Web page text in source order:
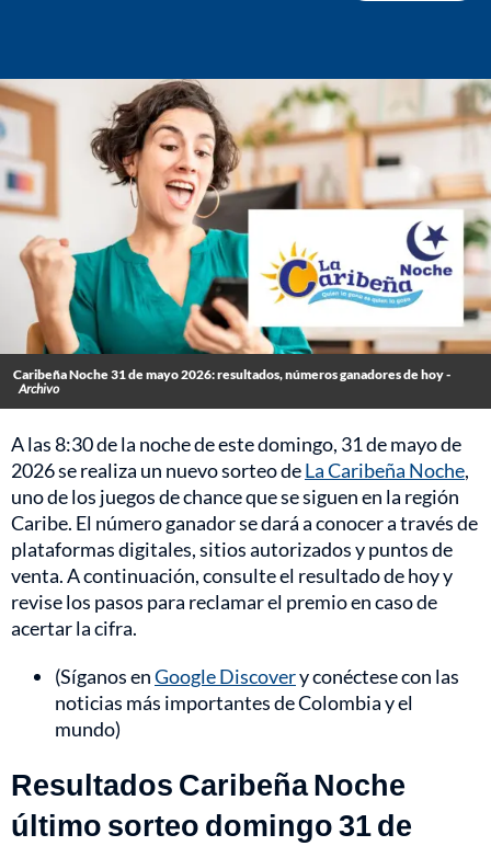
Caribeña Noche 31 de mayo 2026: resultados, números ganadores de hoy -
Archivo
A las 8:30 de la noche de este domingo, 31 de mayo de
2026 se realiza un nuevo sorteo deLa Caribeña Noche,
uno de los juegos de chance que se siguen en la región
Caribe. El número ganador se dará a conocer a través de
plataformas digitales, sitios autorizados y puntos de
venta. A continuación, consulte el resultado de hoy y
revise los pasos para reclamar el premio en caso de
acertar la cifra.
(Síganos enGoogle Discovery conéctese con las
noticias más importantes de Colombia y el
mundo)
Resultados Caribeña Noche
último sorteo domingo 31 de